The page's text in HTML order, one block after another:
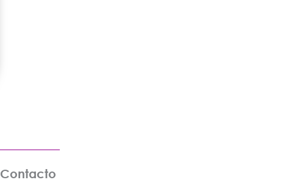
Contacto